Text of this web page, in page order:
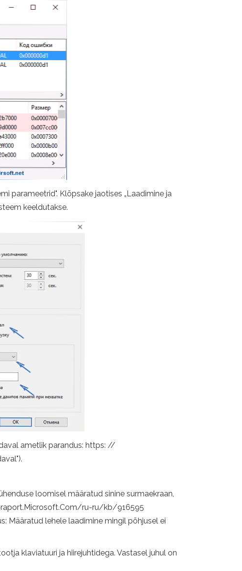
parameetrid". Klõpsake jaotises „Laadimine ja
keeldutakse.
ametlik parandus: https: //
loomisel määratud sinine surmaekraan,
ru-ru/kb/916595
Määratud lehele laadimine mingil põhjusel ei
klaviatuuri ja hiirejuhtidega. Vastasel juhul on